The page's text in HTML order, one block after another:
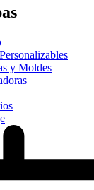
y Moldes